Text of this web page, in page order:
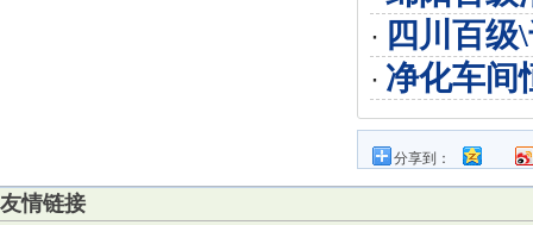
· 四川百
· 净化车间
分享到：
友情链接